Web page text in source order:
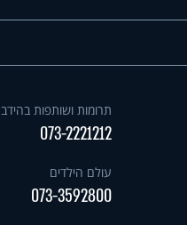
תרומות ושותפות
073-2221212
עולם הילדים
073-3592800